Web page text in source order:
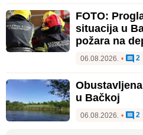
FOTO:
situacija u
požara na
06.08.2026. • 2
u Bačkoj
06.08.2026. • 2